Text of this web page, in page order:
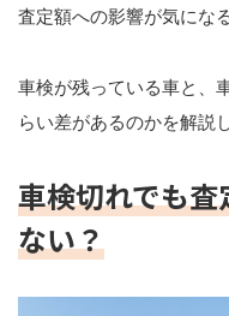
査定額への影響が気にな
車検が残っている車と、
らい差があるのかを解説
車検切れでも
ない？